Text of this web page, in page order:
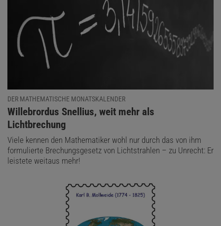
DER MATHEMATISCHE MONATSKALENDER
:
Willebrordus Snellius, weit mehr als
Lichtbrechung
Viele kennen den Mathematiker wohl nur durch das von ihm
formulierte Brechungsgesetz von Lichtstrahlen – zu Unrecht: Er
leistete weitaus mehr!